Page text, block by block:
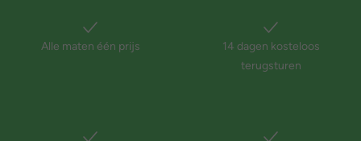
Alle maten één prijs
14 dagen kosteloos
terugsturen